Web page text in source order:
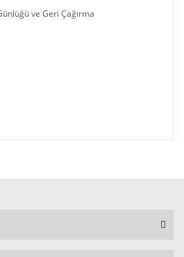
ve Geri Çağırma